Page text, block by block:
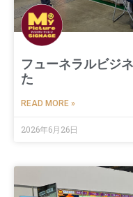
フューネラルビジ
た
READ MORE »
2026年6月26日